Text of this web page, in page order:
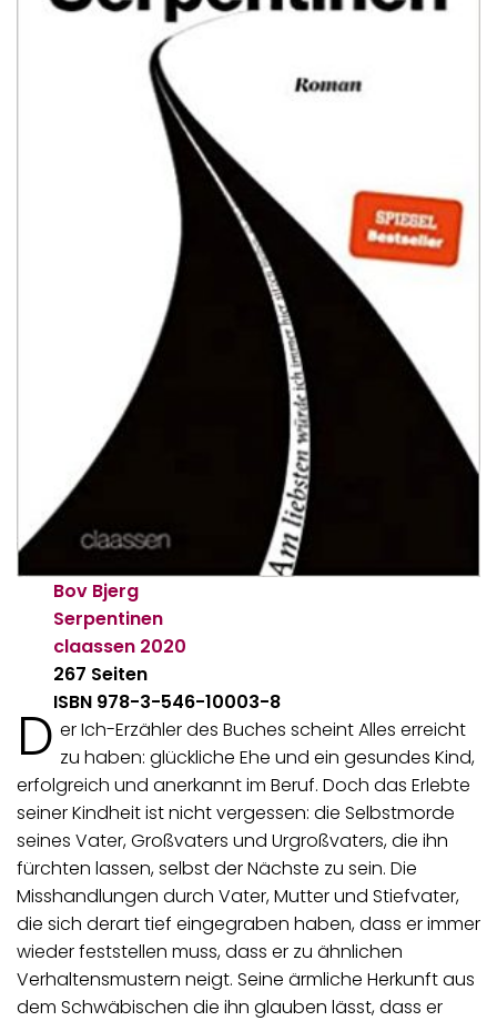
Bov Bjerg
Serpentinen
claassen 2020
267 Seiten
ISBN 978-3-546-10003-8
D er Ich-Erzähler des Buches scheint Alles erreicht
zu haben: glückliche Ehe und ein gesundes Kind,
erfolgreich und anerkannt im Beruf. Doch das Erlebte
seiner Kindheit ist nicht vergessen: die Selbstmorde
seines Vater, Großvaters und Urgroßvaters, die ihn
fürchten lassen, selbst der Nächste zu sein. Die
Misshandlungen durch Vater, Mutter und Stiefvater,
die sich derart tief eingegraben haben, dass er immer
wieder feststellen muss, dass er zu ähnlichen
Verhaltensmustern neigt. Seine ärmliche Herkunft aus
dem Schwäbischen die ihn glauben lässt, dass er